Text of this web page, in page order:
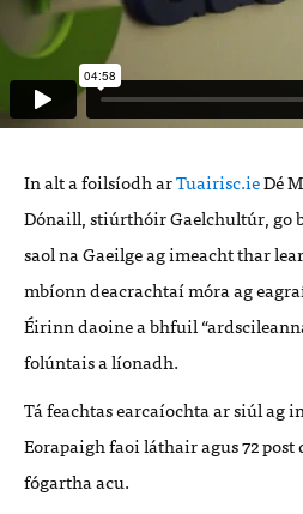
In alt a foilsíodh arTuairisc.ieDé
Dónaill, stiúrthóir Gaelchultúr, go
saol na Gaeilge ag imeacht thar
mbíonn deacrachtaí móra ag
Éirinn daoine a bhfuil
folúntais a líonadh.
Tá feachtas earcaíochta ar siúl ag
Eorapaigh faoi láthair agus 72
fógartha acu.